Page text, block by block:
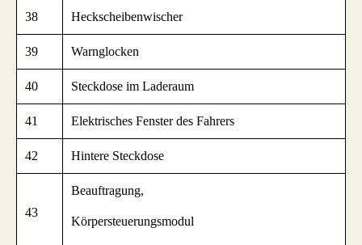
38 Heckscheibenwischer
39 Warnglocken
40 Steckdose im Laderaum
41 Elektrisches Fenster des Fahrers
42 Hintere Steckdose
43
Beauftragung,
Körpersteuerungsmodul